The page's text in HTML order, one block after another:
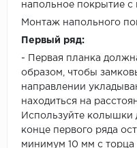
напольное покрытие
Монтаж напольного
Первый ряд:
- Первая планка
образом, чтобы
направлении
находиться на
Используйте колышки
конце первого ряда
минимум 10 мм с торца